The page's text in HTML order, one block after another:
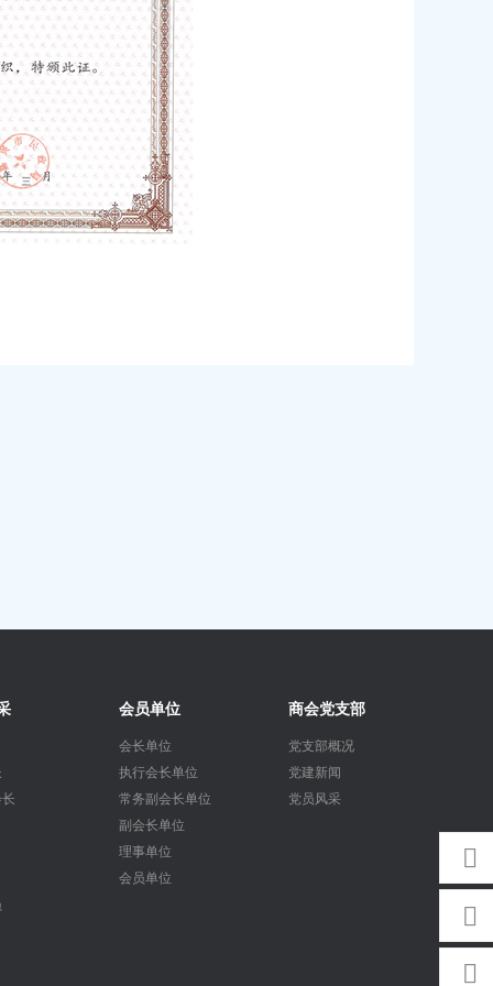
会员单位
会长单位
执行会长单位
常务副会长单位
副会长单位
理事单位
会员单位
商会党支部
党支部概况
党建新闻
党员风采